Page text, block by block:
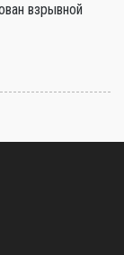
взрывной